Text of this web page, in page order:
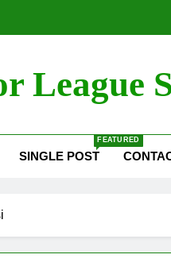
League
SINGLE POST
FEATURED